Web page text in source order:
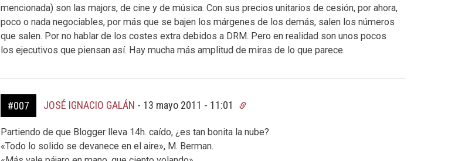
mencionada) son las majors, de cine y de música. Con sus precios unitarios de cesión, por ahora,
poco o nada negociables, por más que se bajen los márgenes de los demás, salen los números
que salen. Por no hablar de los costes extra debidos a DRM. Pero en realidad son unos pocos
los ejecutivos que piensan así. Hay mucha más amplitud de miras de lo que parece.
#007 JOSÉ IGNACIO GALÁN - 13 mayo 2011 - 11:01
Partiendo de que Blogger lleva 14h. caído, ¿es tan bonita la nube?
«Todo lo solido se devanece en el aire», M. Berman.